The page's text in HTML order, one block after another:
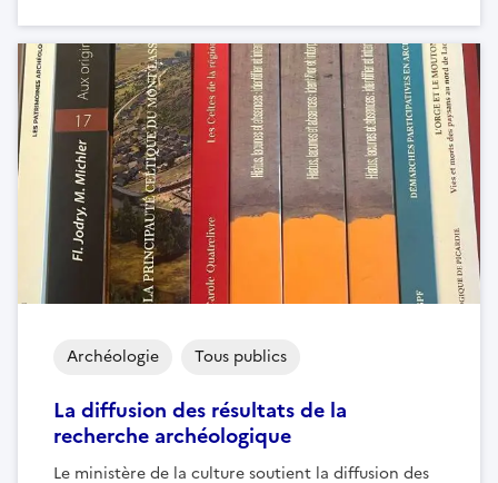
La diffusion des résultats de la
recherche archéologique
Le ministère de la culture soutient la diffusion des
Archéologie Tous publics